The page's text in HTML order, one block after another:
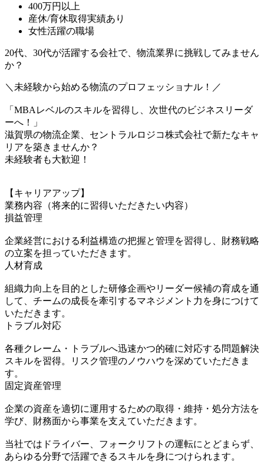
400万円以上
産休/育休取得実績あり
女性活躍の職場
20代、30代が活躍する会社で、物流業界に挑戦してみません
か？
＼未経験から始める物流のプロフェッショナル！／
「MBAレベルのスキルを習得し、次世代のビジネスリーダ
ーへ！」
滋賀県の物流企業、セントラルロジコ株式会社で新たなキャ
リアを築きませんか？
未経験者も大歓迎！
【キャリアアップ】
業務内容（将来的に習得いただきたい内容）
損益管理
企業経営における利益構造の把握と管理を習得し、財務戦略
の立案を担っていただきます。
人材育成
組織力向上を目的とした研修企画やリーダー候補の育成を通
して、チームの成長を牽引するマネジメント力を身につけて
いただきます。
トラブル対応
各種クレーム・トラブルへ迅速かつ的確に対応する問題解決
スキルを習得。リスク管理のノウハウを深めていただきま
す。
固定資産管理
企業の資産を適切に運用するための取得・維持・処分方法を
学び、財務面から事業を支えていただきます。
当社ではドライバー、フォークリフトの運転にとどまらず、
あらゆる分野で活躍できるスキルを身につけられます。